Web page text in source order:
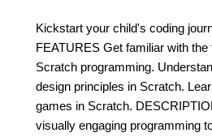
Kickstart your child's coding
FEATURES Get familiar with
Scratch programming.
design principles in Scratch.
games in Scratch.
visually engaging programming